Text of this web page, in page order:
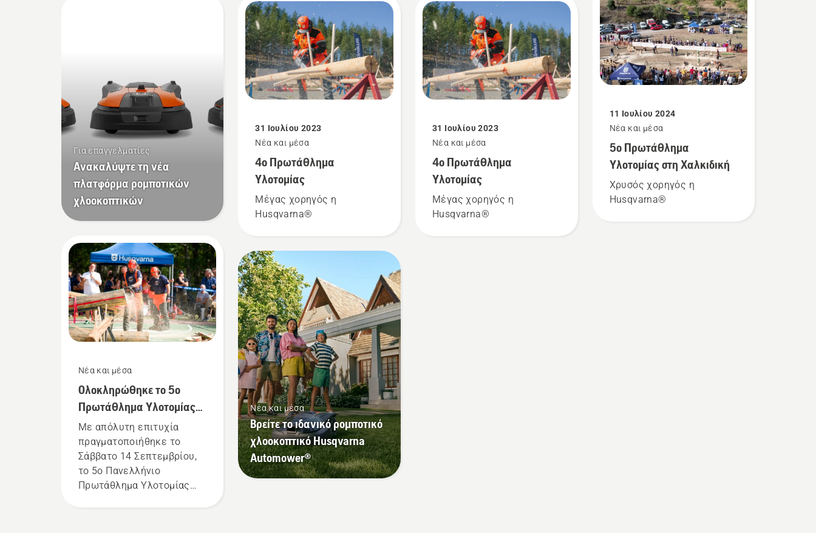
Για επαγγελματίες
Ανακαλύψτε τη νέα
πλατφόρμα ρομποτικών
χλοοκοπτικών
Νέα και μέσα
Ολοκληρώθηκε το 5ο
Πρωτάθλημα Υλοτομίας
Husqvarna!
Με απόλυτη επιτυχία
πραγματοποιήθηκε το
Σάββατο 14 Σεπτεμβρίου,
το 5ο Πανελλήνιο
Πρωτάθλημα Υλοτομίας
31 Ιουλίου 2023
Νέα και μέσα
4ο Πρωτάθλημα
Υλοτομίας
Μέγας χορηγός η
Husqvarna®
Νέα και μέσα
Βρείτε το ιδανικό ρομποτικό
χλοοκοπτικό Husqvarna
Automower®
MARK II ή 572XP®!
31 Ιουλίου 2023
Νέα και μέσα
4ο Πρωτάθλημα
Υλοτομίας
Μέγας χορηγός η
Husqvarna®
11 Ιουλίου 2024
Νέα και μέσα
5ο Πρωτάθλημα
Υλοτομίας στη Χαλκιδική
Χρυσός χορηγός η
Husqvarna®